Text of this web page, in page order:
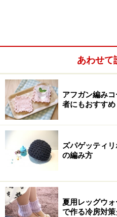
針の号数はゴム編み風を考
ットします。冬にも活躍す
へのプレゼントにもどうぞ！
あわせて
アフガン編み
者にもおすすめ
ズパゲッティ
の編み方
夏用レッグウ
で作る冷房対